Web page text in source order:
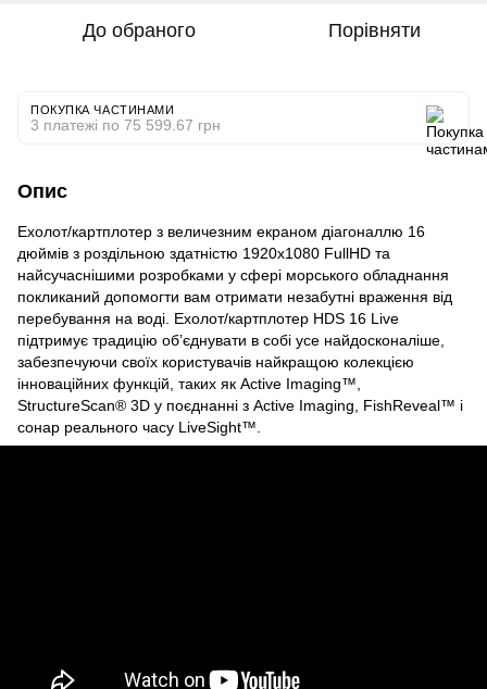
До обраного Порівняти
ПОКУПКА ЧАСТИНАМИ
3 платежі по 75 599.67 грн
Опис
Ехолот/картплотер з величезним екраном діагоналлю 16
дюймів з роздільною здатністю 1920х1080 FullHD та
найсучаснішими розробками у сфері морського обладнання
покликаний допомогти вам отримати незабутні враження від
перебування на воді. Ехолот/картплотер HDS 16 Live
підтримує традицію об’єднувати в собі усе найдосконаліше,
забезпечуючи своїх користувачів найкращою колекцією
інноваційних функцій, таких як Аctive Imaging™,
StructureScan® 3D у поєднанні з Active Imaging, FishReveal™ і
сонар реального часу LiveSight™.